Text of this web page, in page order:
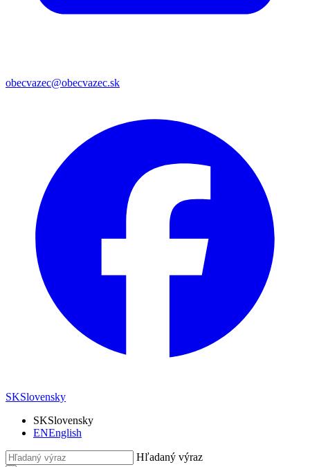
obecvazec@obecvazec.sk
SKSlovensky
SKSlovensky
ENEnglish
Hľadaný výraz